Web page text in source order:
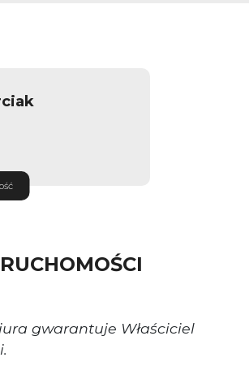
gwarantuje Właściciel